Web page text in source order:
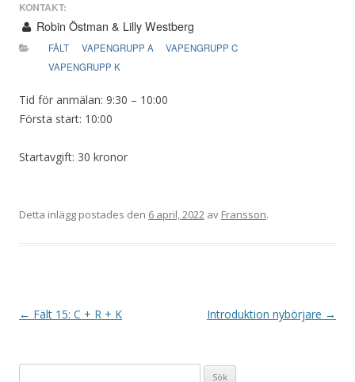
KONTAKT:
Robin Östman & Lilly Westberg
FÄLT VAPENGRUPP A
VAPENGRUPP C
VAPENGRUPP K
Tid för anmälan: 9:30 – 10:00
Första start: 10:00
Startavgift: 30 kronor
Detta inlägg postades den 6 april, 2022 av Fransson.
I← Fält 15: C + R + K Introduktion nybörjare →